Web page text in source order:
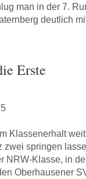
man in der 7.
deutlich
Erste
Klassenerhalt
zwei springen
NRW-Klasse, in
Oberhausener